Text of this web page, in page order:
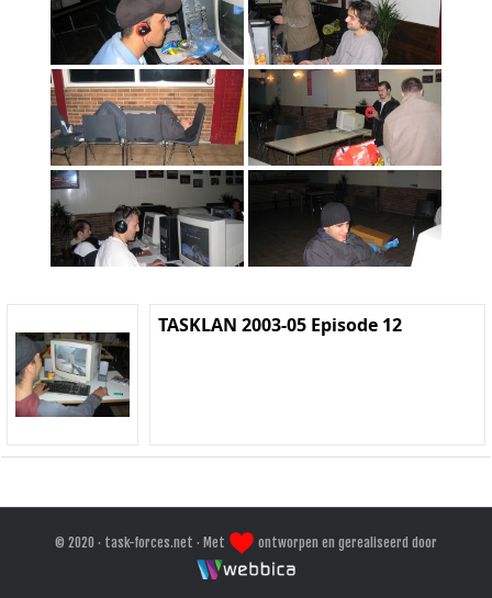
TASKLAN 2003-05 Episode 12
© 2020 · task-forces.net · Met ontworpen en gerealiseerd door